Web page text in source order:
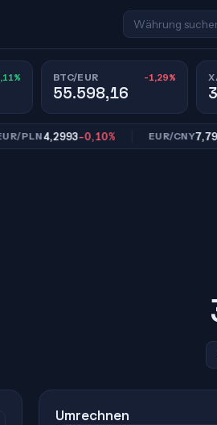
BTC/EUR -1,29%
55.598,16
4,2993-0,10% EUR/CNY7,7934-
Umrechnen